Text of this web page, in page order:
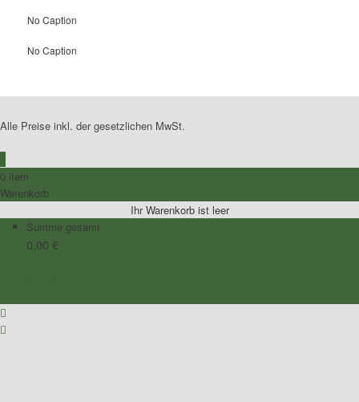
No Caption
No Caption
Alle Preise inkl. der gesetzlichen MwSt.
0 item
Warenkorb
Ihr Warenkorb ist leer
Summe gesamt
0,00 €